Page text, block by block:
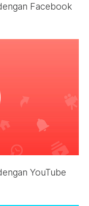
Facebook
YouTube